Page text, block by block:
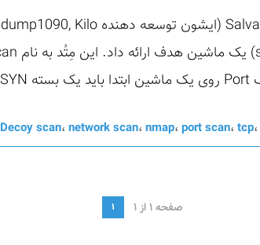
Decoy scan، network scan، nmap، port scan، tcp،
صفحه 1 از 1 1